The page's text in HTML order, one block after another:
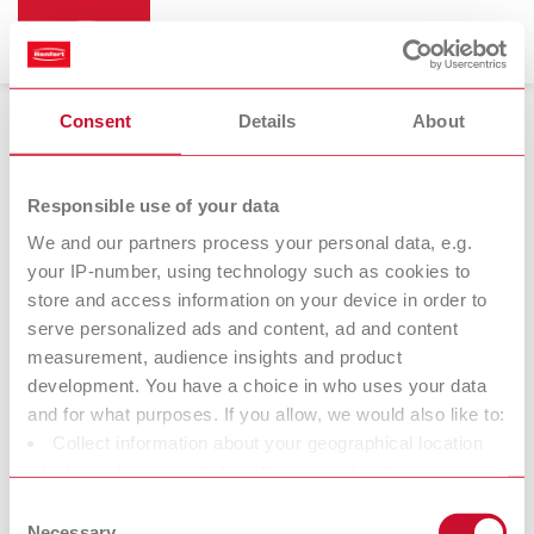
Consent Details About
Responsible use of your data
We and our partners process your personal data, e.g.
your IP-number, using technology such as cookies to
store and access information on your device in order to
serve personalized ads and content, ad and content
measurement, audience insights and product
development. You have a choice in who uses your data
and for what purposes. If you allow, we would also like to:
Collect information about your geographical location
characteristics (fingerprinting)
Dentale Mikroskope &
Visualisierungssysteme
Mobiloskop S
Mikroskop
Wir bei Renfert wollen Zahntechnikern und Zahnärzten die Arbeit
erleichtern und einen optimalen Workflow ermöglichen. Bei der
nachzuvollziehen. Die Entwicklung unserer Geräte und